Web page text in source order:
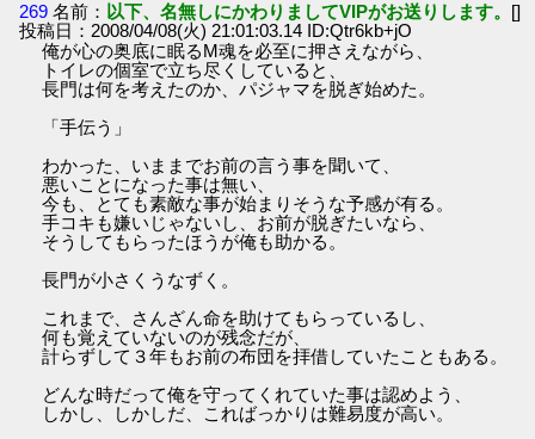
269 名前： 以下、名無しにかわりましてVIPがお送りします。 []
投稿日：2008/04/08(火) 21:01:03.14 ID:Qtr6kb+jO
俺が心の奥底に眠るM魂を必至に押さえながら、
トイレの個室で立ち尽くしていると、
長門は何を考えたのか、パジャマを脱ぎ始めた。
「手伝う」
わかった、いままでお前の言う事を聞いて、
悪いことになった事は無い、
今も、とても素敵な事が始まりそうな予感が有る。
手コキも嫌いじゃないし、お前が脱ぎたいなら、
そうしてもらったほうが俺も助かる。
長門が小さくうなずく。
これまで、さんざん命を助けてもらっているし、
何も覚えていないのが残念だが、
計らずして３年もお前の布団を拝借していたこともある。
どんな時だって俺を守ってくれていた事は認めよう、
しかし、しかしだ、こればっかりは難易度が高い。